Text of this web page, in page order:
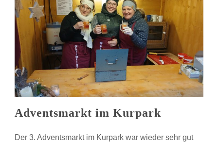
Adventsmarkt im Kurpark
Der 3. Adventsmarkt im Kurpark war wieder sehr gut